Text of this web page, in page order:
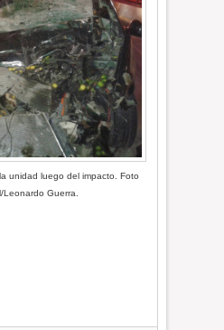
unidad luego del impacto. Foto
Leonardo Guerra.